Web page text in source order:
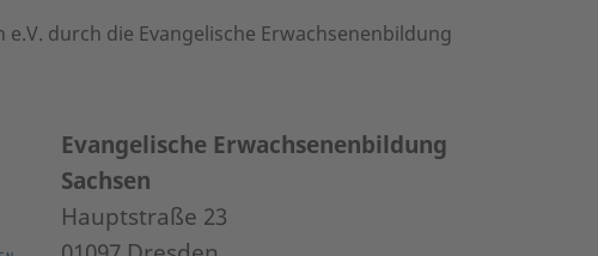
durch die Evangelische Erwachsenenbildung
Evangelische Erwachsenenbildung
Sachsen
Hauptstraße 23